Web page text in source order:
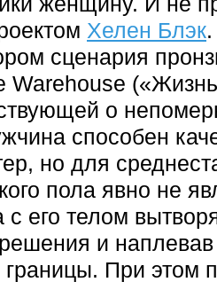
Хелен Блэк
сценария
Warehouse
о
способен
но для
пола явно не
с его телом
и
границы. При этом